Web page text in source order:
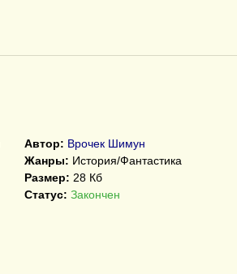
Автор: Врочек Шимун
Жанры: История/Фантастика
Размер: 28 Кб
Статус: Закончен